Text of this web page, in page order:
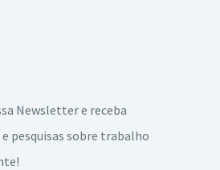
Newsletter e receba
pesquisas sobre trabalho